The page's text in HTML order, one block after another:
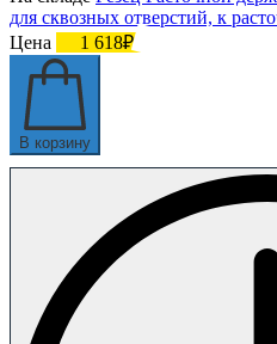
для сквозных отверстий, к
Цена
1 618₽
В корзину